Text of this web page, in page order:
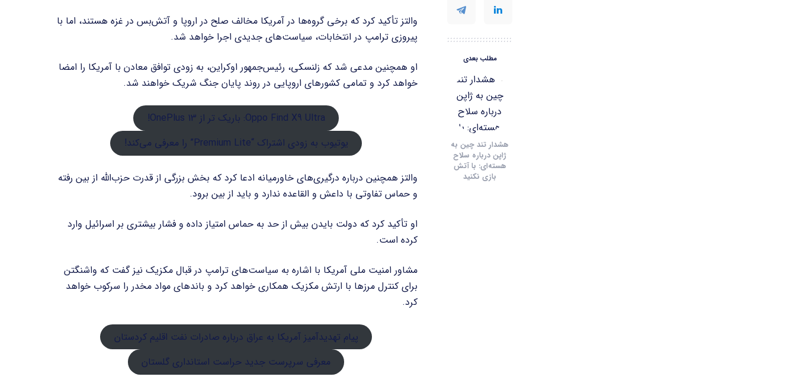
مطلب بعدی
هشدار تند چین به
ژاپن درباره سلاح
هسته‌ای: با آتش
بازی نکنید
والتز تأکید کرد که برخی گروه‌ها در آمریکا مخالف صلح در اروپا و آتش‌بس در غزه هستند، اما با
پیروزی ترامپ در انتخابات، سیاست‌های جدیدی اجرا خواهد شد.
او همچنین مدعی شد که زلنسکی، رئیس‌جمهور اوکراین، به زودی توافق معادن با آمریکا را امضا
خواهد کرد و تمامی کشورهای اروپایی در روند پایان جنگ شریک خواهند شد.
Oppo Find X9 Ultra: باریک‌ تر از OnePlus 13!
یوتیوب به زودی اشتراک “Premium Lite” را معرفی می‌کند!
والتز همچنین درباره درگیری‌های خاورمیانه ادعا کرد که بخش بزرگی از قدرت حزب‌الله از بین رفته
و حماس تفاوتی با داعش و القاعده ندارد و باید از بین برود.
او تأکید کرد که دولت بایدن بیش از حد به حماس امتیاز داده و فشار بیشتری بر اسرائیل وارد
کرده است.
مشاور امنیت ملی آمریکا با اشاره به سیاست‌های ترامپ در قبال مکزیک نیز گفت که واشنگتن
برای کنترل مرزها با ارتش مکزیک همکاری خواهد کرد و باندهای مواد مخدر را سرکوب خواهد
کرد.
پیام تهدیدآمیز آمریکا به عراق درباره صادرات نفت اقلیم کردستان
معرفی سرپرست جدید حراست استانداری گلستان